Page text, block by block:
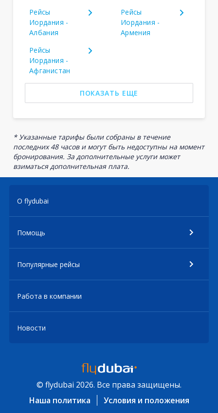
Рейсы
Иордания -
Албания
Рейсы
Иордания -
Армения
Рейсы
Иордания -
Афганистан
ПОКАЗАТЬ ЕЩЕ
* Указанные тарифы были собраны в течение
последних 48 часов и могут быть недоступны на момент
бронирования. За дополнительные услуги может
взиматься дополнительная плата.
О flydubai
Помощь
Популярные рейсы
Работа в компании
Новости
© flydubai 2026. Все права защищены.
Наша политика
Условия и положения